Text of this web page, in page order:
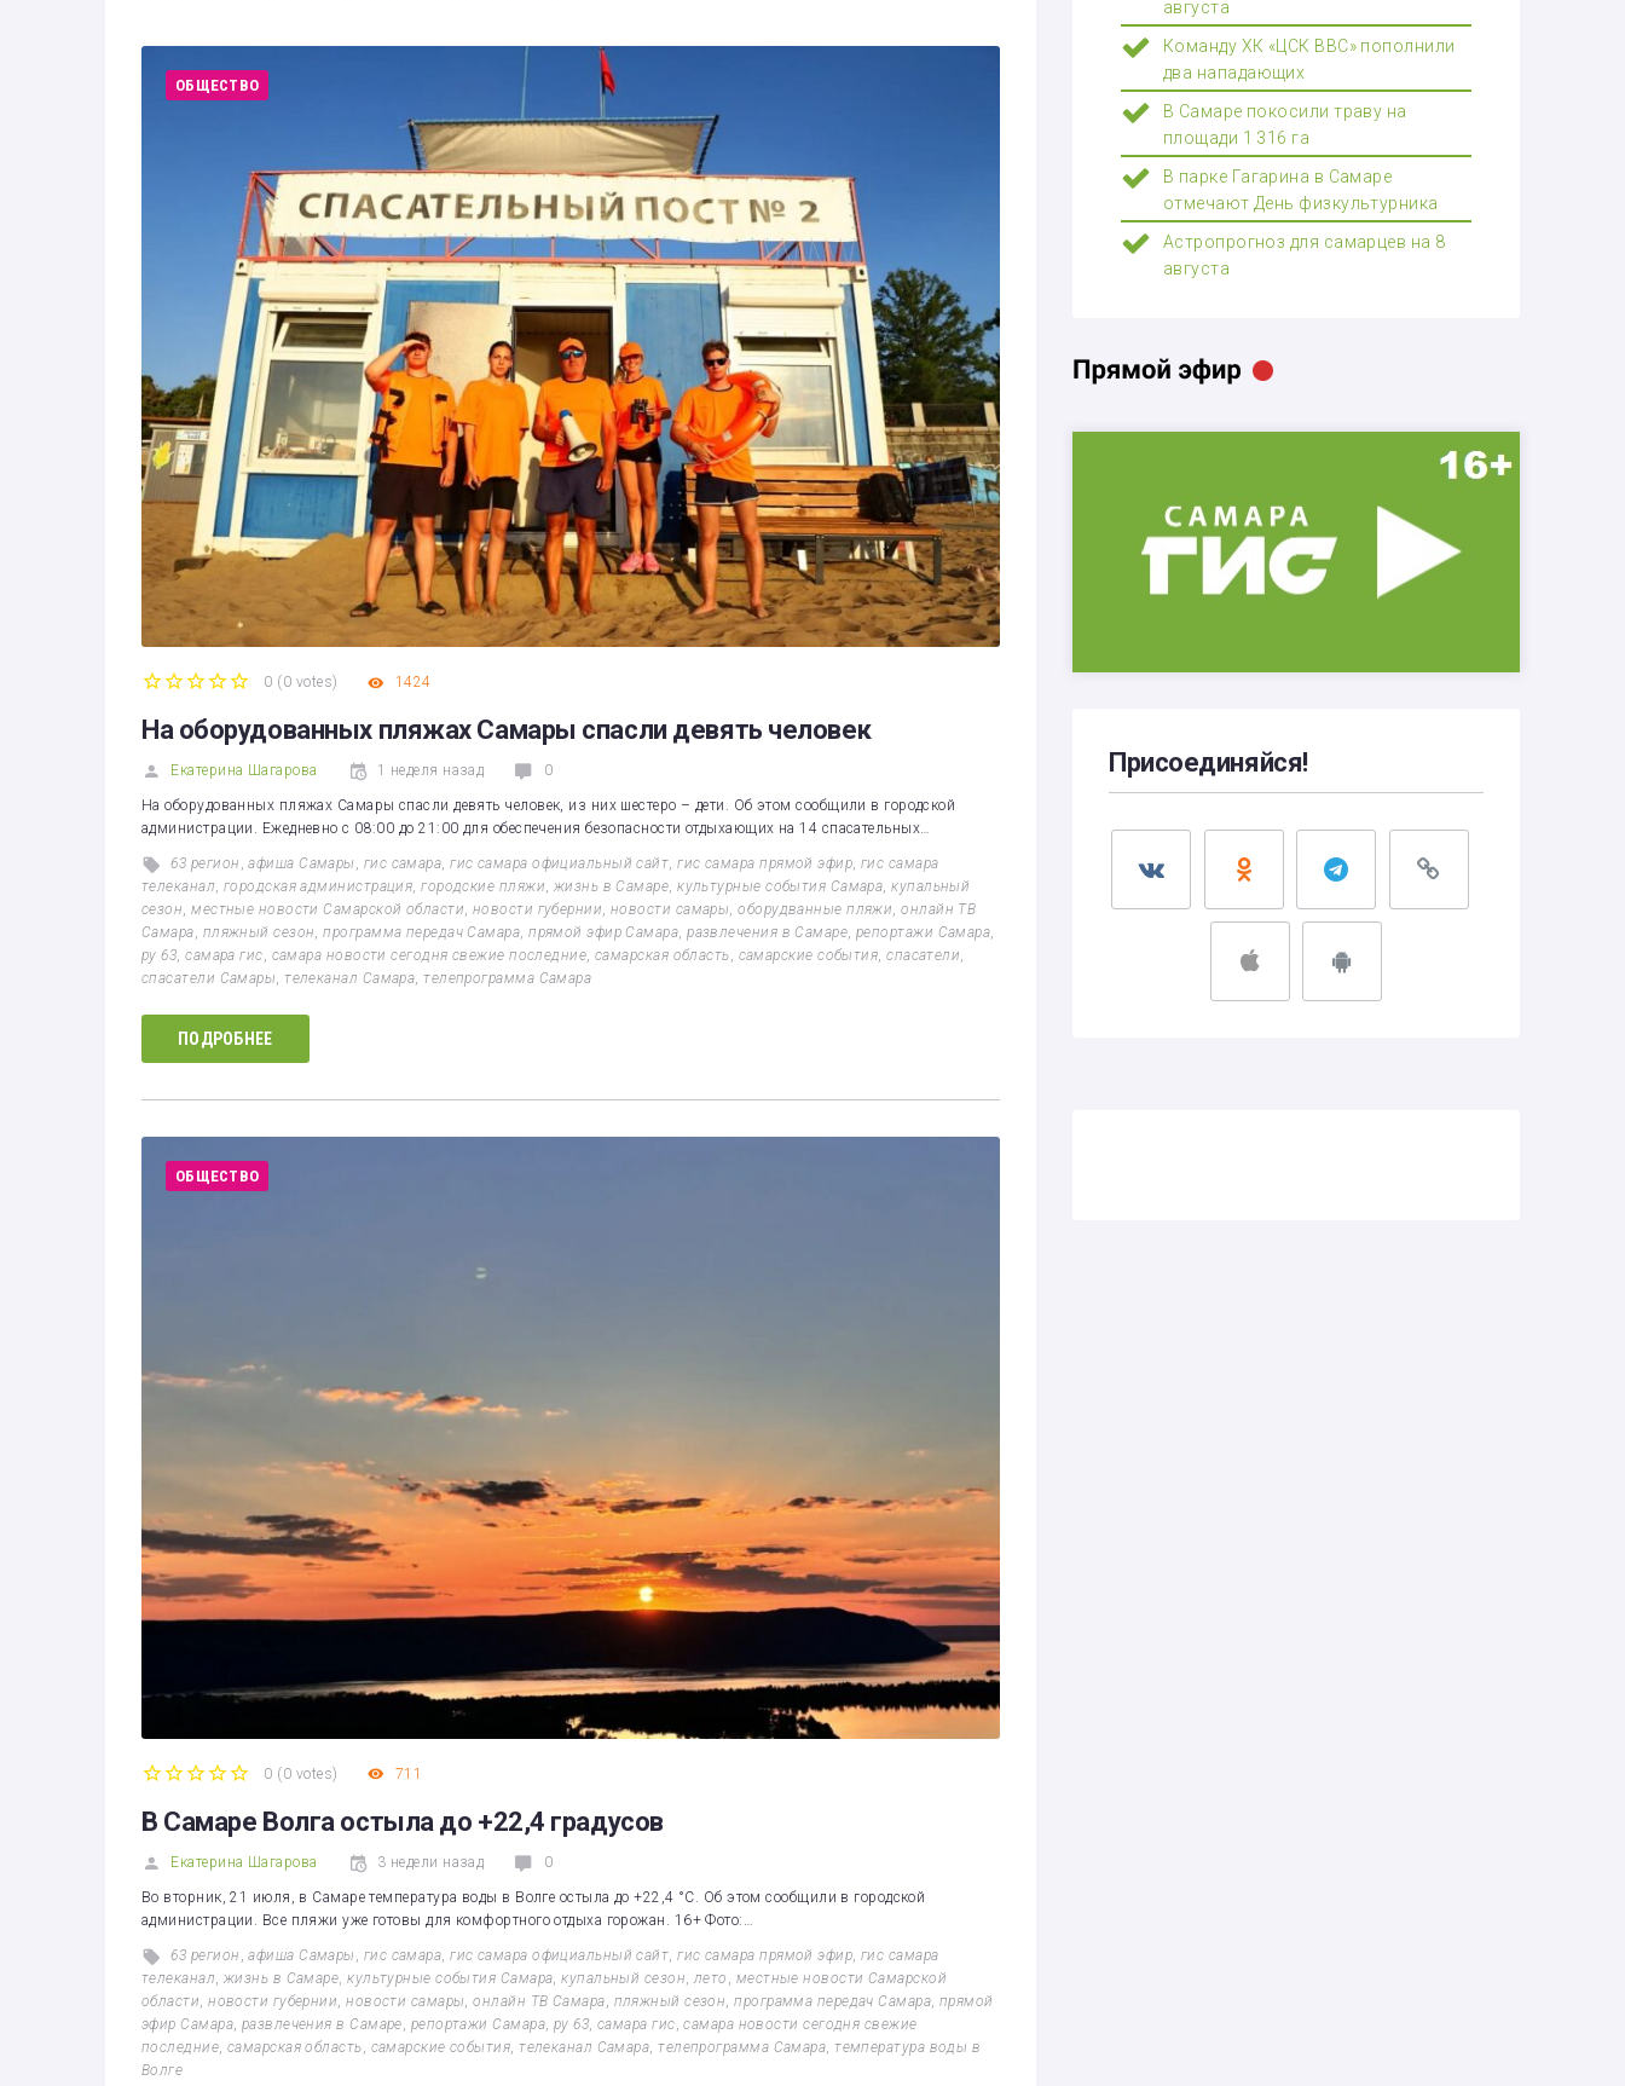
ОБЩЕСТВО
0 ( 0 votes) 1424
На оборудованных пляжах Самары спасли девять человек
Екатерина Шагарова 1 неделя назад 0
На оборудованных пляжах Самары спасли девять человек, из них шестеро – дети. Об этом сообщили в городской
администрации. Ежедневно с 08:00 до 21:00 для обеспечения безопасности отдыхающих на 14 спасательных…
63 регион ,афиша Самары , гис самара,гис самара официальный сайт,гис самара прямой эфир,гис самара
телеканал, городская администрация,городские пляжи, жизнь в Самаре,культурные события Самара,купальный
сезон,местные новости Самарской области, новости губернии,новости самары,оборудванные пляжи,онлайн ТВ
Самара, пляжный сезон,программа передач Самара,прямой эфир Самара,развлечения в Самаре,репортажи Самара,
ру 63,самара гис, самара новости сегодня свежие последние,самарская область, самарские события,спасатели,
спасатели Самары,телеканал Самара,телепрограмма Самара
ПОДРОБНЕЕ
ОБЩЕСТВО
0 ( 0 votes) 711
В Самаре Волга остыла до +22,4 градусов
Екатерина Шагарова 3 недели назад 0
Во вторник, 21 июля, в Самаре температура воды в Волге остыла до +22,4 °C. Об этом сообщили в городской
администрации. Все пляжи уже готовы для комфортного отдыха горожан. 16+ Фото:…
63 регион ,афиша Самары , гис самара,гис самара официальный сайт,гис самара прямой эфир,гис самара
телеканал, жизнь в Самаре,культурные события Самара,купальный сезон,лето , местные новости Самарской
области,новости губернии,новости самары,онлайн ТВ Самара, пляжный сезон,программа передач Самара, прямой
эфир Самара, развлечения в Самаре, репортажи Самара, ру 63,самара гис,самара новости сегодня свежие
последние, самарская область, самарские события,телеканал Самара,телепрограмма Самара,температура воды в
Волге
августа
Команду ХК «ЦСК ВВС» пополнили
два нападающих
В Самаре покосили траву на
площади 1 316 га
В парке Гагарина в Самаре
отмечают День физкультурника
Астропрогноз для самарцев на 8
августа
Присоединяйся!